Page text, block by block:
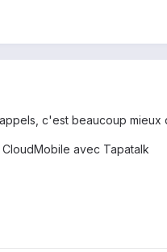
c'est beaucoup
avec Tapatalk